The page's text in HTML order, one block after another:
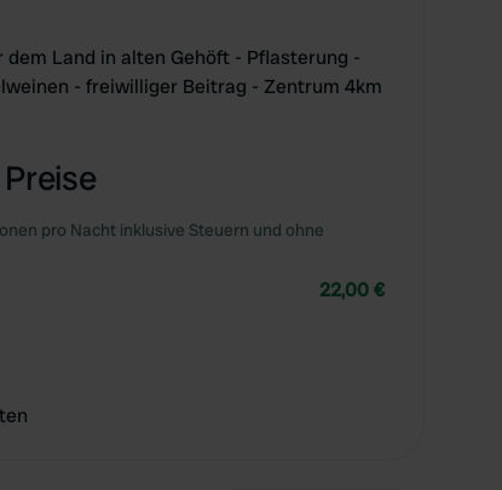
Land in alten Gehöft - Pflasterung -
- freiwilliger Beitrag - Zentrum 4km
pro Nacht inklusive Steuern und ohne
22,00 €